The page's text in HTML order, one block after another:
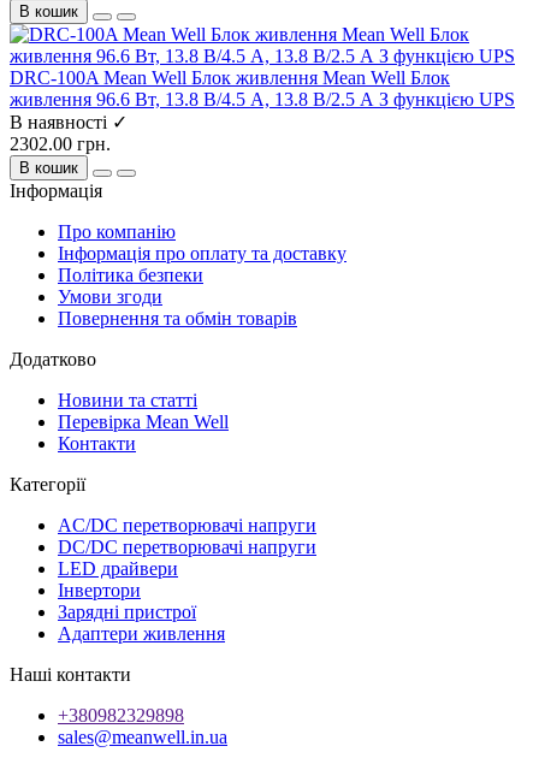
В кошик
DRC-100A Mean Well Блок живлення Mean Well Блок
живлення 96.6 Вт, 13.8 В/4.5 А, 13.8 В/2.5 А З функцією UPS
В наявності ✓
2302.00 грн.
В кошик
Інформація
Про компанію
Інформація про оплату та доставку
Політика безпеки
Умови згоди
Повернення та обмін товарів
Додатково
Новини та статті
Перевірка Mean Well
Контакти
Категорії
AC/DC перетворювачі напруги
DC/DC перетворювачі напруги
LED драйвери
Інвертори
Зарядні пристрої
Адаптери живлення
Наші контакти
+380982329898
sales@meanwell.in.ua